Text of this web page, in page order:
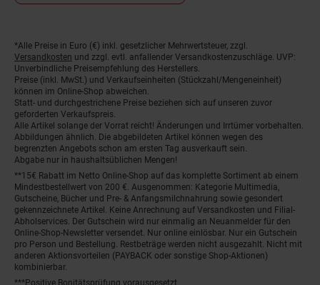
Fußnoten
*Alle Preise in Euro (€) inkl. gesetzlicher Mehrwertsteuer, zzgl.
Versandkosten und zzgl. evtl. anfallender Versandkostenzuschläge. UVP:
Unverbindliche Preisempfehlung des Herstellers.
Preise (inkl. MwSt.) und Verkaufseinheiten (Stückzahl/Mengeneinheit)
können im Online-Shop abweichen.
Statt- und durchgestrichene Preise beziehen sich auf unseren zuvor
geforderten Verkaufspreis.
Alle Artikel solange der Vorrat reicht! Änderungen und Irrtümer vorbehalten.
Abbildungen ähnlich. Die abgebildeten Artikel können wegen des
begrenzten Angebots schon am ersten Tag ausverkauft sein.
Abgabe nur in haushaltsüblichen Mengen!
**15€ Rabatt im Netto Online-Shop auf das komplette Sortiment ab einem
Mindestbestellwert von 200 €. Ausgenommen: Kategorie Multimedia,
Gutscheine, Bücher und Pre- & Anfangsmilchnahrung sowie gesondert
gekennzeichnete Artikel. Keine Anrechnung auf Versandkosten und Filial-
Abholservices. Der Gutschein wird nur einmalig an Neuanmelder für den
Online-Shop-Newsletter versendet. Nur online einlösbar. Nur ein Gutschein
pro Person und Bestellung. Restbeträge werden nicht ausgezahlt. Nicht mit
anderen Aktionsvorteilen (PAYBACK oder sonstige Shop-Aktionen)
kombinierbar.
***Positive Bonitätsprüfung vorausgesetzt